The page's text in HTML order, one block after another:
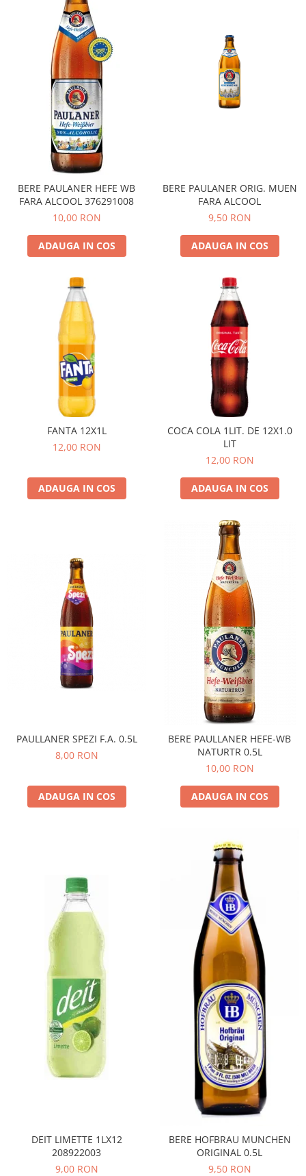
BERE PAULANER HEFE WB
FARA ALCOOL 376291008
10,00 RON
ADAUGA IN COS
BERE PAULANER ORIG. MUEN
FARA ALCOOL
9,50 RON
ADAUGA IN COS
FANTA 12X1L
12,00 RON
ADAUGA IN COS
COCA COLA 1LIT. DE 12X1.0
LIT
12,00 RON
ADAUGA IN COS
PAULLANER SPEZI F.A. 0.5L
8,00 RON
ADAUGA IN COS
BERE PAULLANER HEFE-WB
NATURTR 0.5L
10,00 RON
ADAUGA IN COS
DEIT LIMETTE 1LX12
208922003
9,00 RON
BERE HOFBRAU MUNCHEN
ORIGINAL 0.5L
9,50 RON